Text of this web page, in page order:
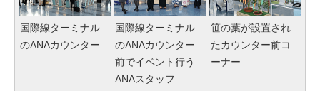
国際線ターミナル
のANAカウンター
国際線ターミナル
のANAカウンター
前でイベント行う
ANAスタッフ
笹の葉が設置され
たカウンター前コ
ーナー